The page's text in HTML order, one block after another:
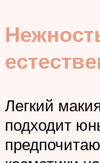
Легкий
подходит